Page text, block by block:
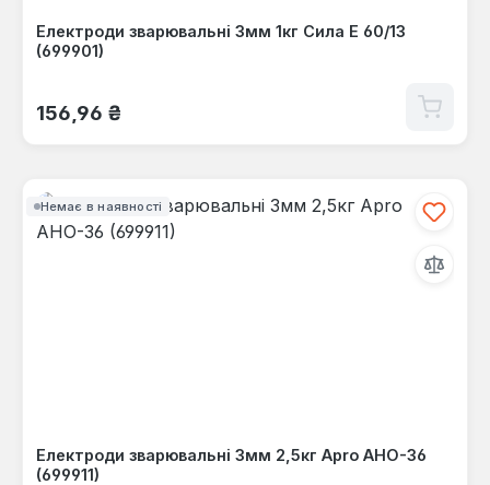
Електроди зварювальні 3мм 1кг Сила Е 60/13
(699901)
Звичайна ціна:
156,96 ₴
Немає в наявності
Електроди зварювальні 3мм 2,5кг Apro АНО-36
(699911)